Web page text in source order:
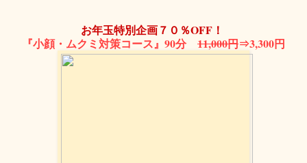
お年玉特別企画７０％OFF！
『小顔・ムクミ対策コース』90分 11,000円⇒3,300円